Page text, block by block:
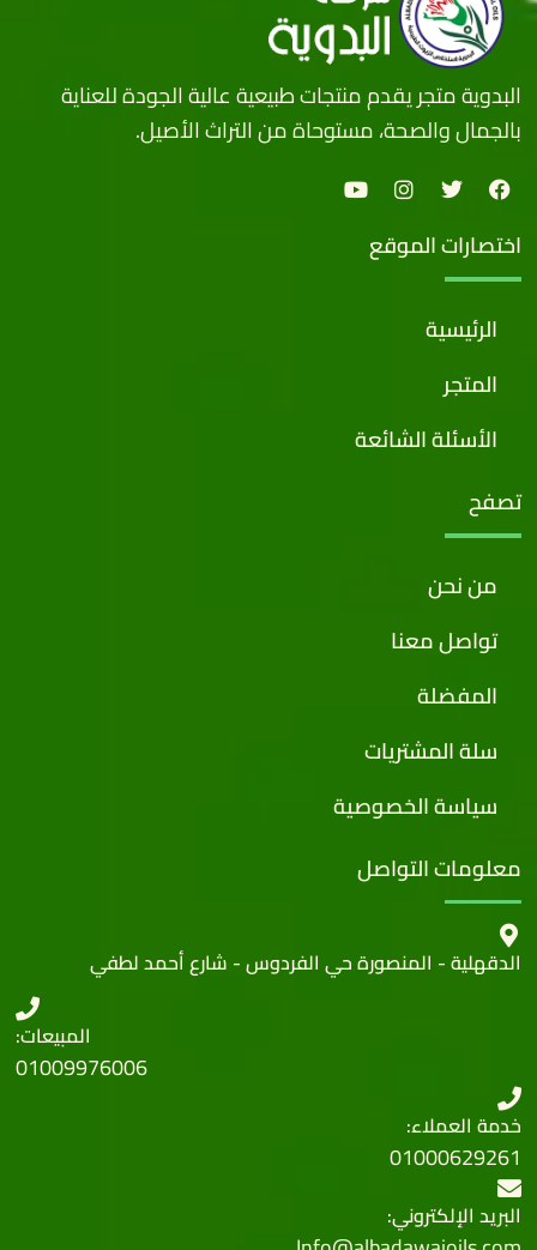
البدوية متجر يقدم منتجات طبيعية عالية الجودة للعناية
بالجمال والصحة، مستوحاة من التراث الأصيل.
اختصارات الموقع
الرئيسية
المتجر
الأسئلة الشائعة
تصفح
من نحن
تواصل معنا
المفضلة
سلة المشتريات
سياسة الخصوصية
معلومات التواصل
الدقهلية - المنصورة حي الفردوس - شارع أحمد لطفي
المبيعات:
01009976006
خدمة العملاء:
01000629261
البريد الإلكتروني: